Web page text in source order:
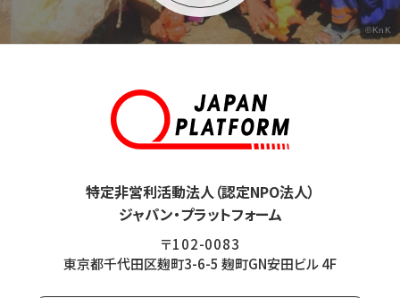
©KnK
特定非営利活動法人（認定NPO法人）
ジャパン・プラットフォーム
〒102-0083
東京都千代田区麹町3-6-5 麹町GN安田ビル 4F